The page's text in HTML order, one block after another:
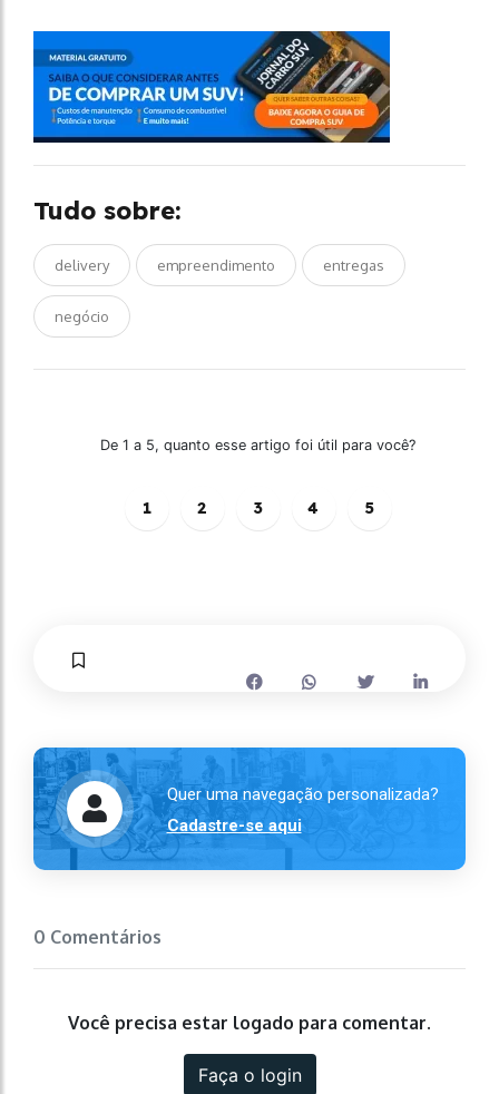
Tudo sobre:
delivery empreendimento entregas
negócio
De 1 a 5, quanto esse artigo foi útil para você?
1 2 3 4 5
Quer uma navegação personalizada?
Cadastre-se aqui
0 Comentários
Você precisa estar logado para comentar.
Faça o login